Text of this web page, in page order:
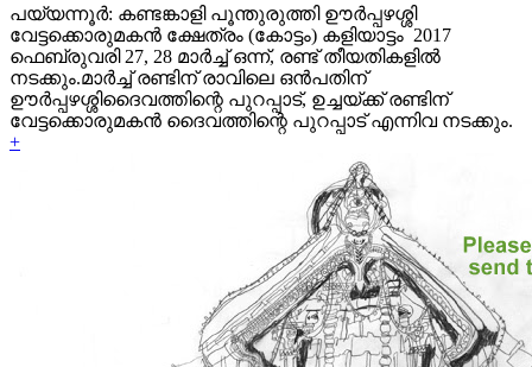
പയ്യന്നൂര്‍: കണ്ടങ്കാളി പൂന്തുരുത്തി ഊര്‍പ്പഴശ്ശി
വേട്ടക്കൊരുമകന്‍ ക്ഷേത്രം (കോട്ടം) കളിയാട്ടം 2017
ഫെബ്രുവരി 27, 28 മാര്‍ച്ച് ഒന്ന്, രണ്ട് തീയതികളില്‍
നടക്കും.മാര്‍ച്ച് രണ്ടിന് രാവിലെ ഒന്‍പതിന്
ഊര്‍പ്പഴശ്ശിദൈവത്തിന്റെ പുറപ്പാട്, ഉച്ചയ്ക്ക് രണ്ടിന്
വേട്ടക്കൊരുമകന്‍ ദൈവത്തിന്റെ പുറപ്പാട് എന്നിവ നടക്കും.
+